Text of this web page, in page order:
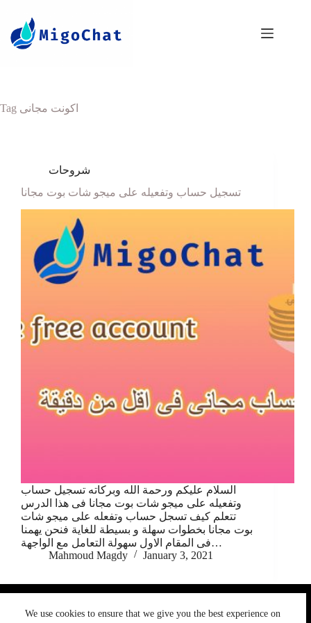
We use cookies to ensure that we give you the best experience on
Tag اكونت مجانى
شروحات
تسجيل حساب وتفعيله على ميجو شات بوت مجانا
السلام عليكم ورحمة الله وبركاته تسجيل حساب
وتفعيله على ميجو شات بوت مجانا فى هذا الدرس
تتعلم كيف تسجل حساب وتفعله على ميجو شات
بوت مجانا بخطوات سهلة و بسيطة للغاية فنحن يهمنا
فى المقام الاول سهولة التعامل مع الواجهة…
Mahmoud Magdy
January 3, 2021
experience on our website. If you continue to use this site we